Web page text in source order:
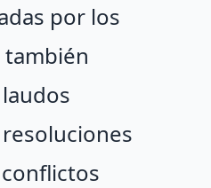
por los
también